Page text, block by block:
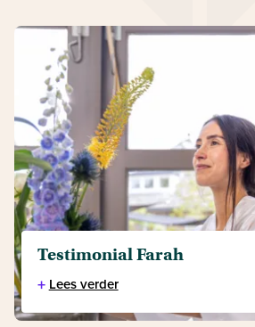
Testimonial Farah
+ Lees verder